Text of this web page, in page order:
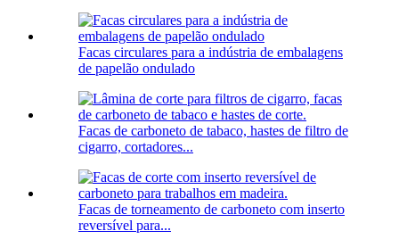
Facas circulares para a indústria de embalagens
de papelão ondulado
Facas de carboneto de tabaco, hastes de filtro de
cigarro, cortadores...
Facas de torneamento de carboneto com inserto
reversível para...